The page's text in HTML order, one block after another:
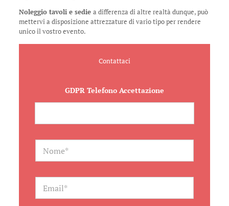
Noleggio tavoli e sedie a differenza di altre realtà dunque, può
mettervi a disposizione attrezzature di vario tipo per rendere
unico il vostro evento.
Contattaci
GDPR Telefono Accettazione
N
m
*E
a